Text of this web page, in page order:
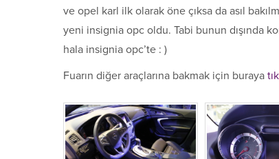
ve opel karl ilk olarak öne çıksa da asıl
yeni insignia opc oldu. Tabi bunun dışında
hala insignia opc’te : )
Fuarın diğer araçlarına bakmak için buraya